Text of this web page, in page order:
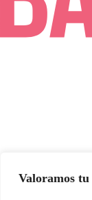
Valoramos